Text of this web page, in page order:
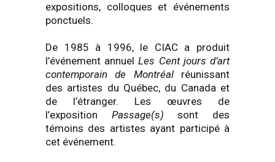
expositions, colloques et événements
ponctuels.
De 1985 à 1996, le CIAC a produit
l’événement annuelLes Cent jours d’art
contemporain de Montréalréunissant
des artistes du Québec, du Canada et
de l’étranger. Les œuvres de
l’exposition Passage(s) sont des
témoins des artistes ayant participé à
cet événement.